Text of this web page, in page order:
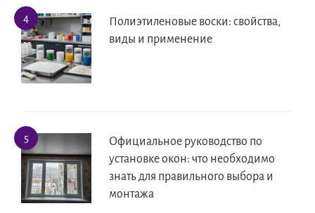
Полиэтиленовые воски: свойства,
виды и применение
Официальное руководство по
установке окон: что необходимо
знать для правильного выбора и
монтажа